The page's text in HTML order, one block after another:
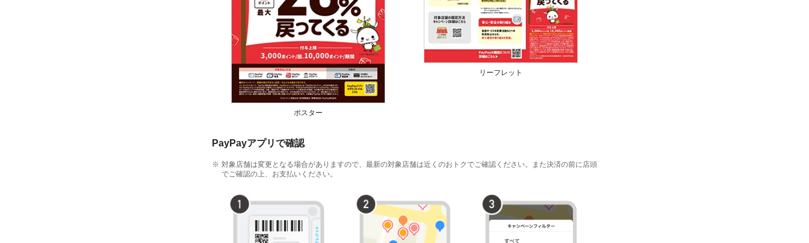
ポスター
リーフレット
PayPayアプリで確認
対象店舗は変更となる場合がありますので、最新の対象店舗は近くのおトクでご確認ください。また決済の前に店頭
でご確認の上、お支払いください。